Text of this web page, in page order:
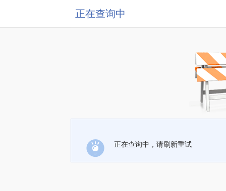
正在查询中
正在查询中，请刷新重试